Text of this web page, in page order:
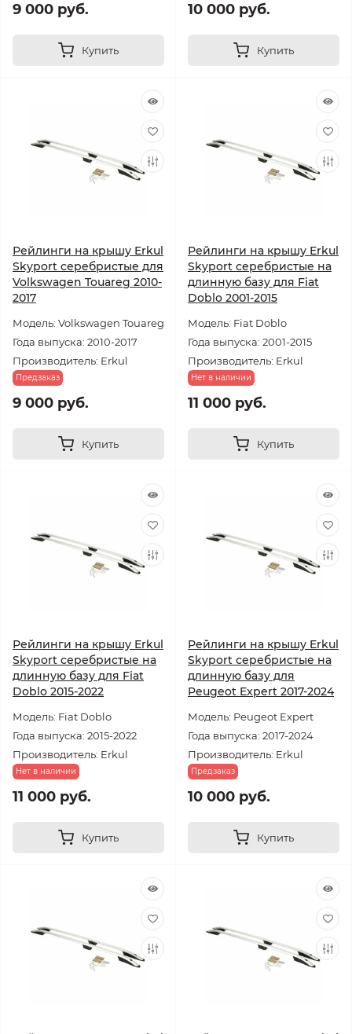
9 000 руб.
Купить
10 000 руб.
Купить
Рейлинги на крышу Erkul
Skyport серебристые для
Volkswagen Touareg 2010-
2017
Модель: Volkswagen Touareg
Года выпуска: 2010-2017
Производитель: Erkul
Предзаказ
9 000 руб.
Купить
Рейлинги на крышу Erkul
Skyport серебристые на
длинную базу для Fiat
Doblo 2001-2015
Модель: Fiat Doblo
Года выпуска: 2001-2015
Производитель: Erkul
Нет в наличии
11 000 руб.
Купить
Рейлинги на крышу Erkul
Skyport серебристые на
длинную базу для Fiat
Doblo 2015-2022
Модель: Fiat Doblo
Года выпуска: 2015-2022
Производитель: Erkul
Нет в наличии
11 000 руб.
Купить
Рейлинги на крышу Erkul
Skyport серебристые на
длинную базу для
Peugeot Expert 2017-2024
Модель: Peugeot Expert
Года выпуска: 2017-2024
Производитель: Erkul
Предзаказ
10 000 руб.
Купить